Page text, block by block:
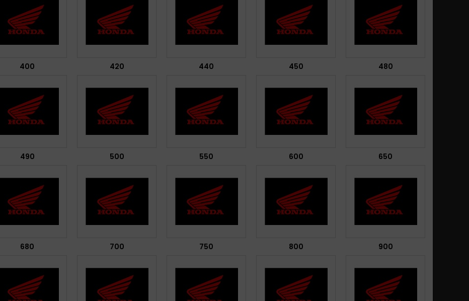
400 420 440 450 480
490 500 550 600 650
680 700 750 800 900